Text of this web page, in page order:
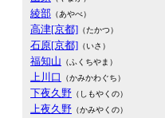
綾部 （あやべ）
高津[京都] （たかつ）
石原[京都] （いさ）
福知山 （ふくちやま）
上川口 （かみかわぐち）
下夜久野 （しもやくの）
上夜久野 （かみやくの）